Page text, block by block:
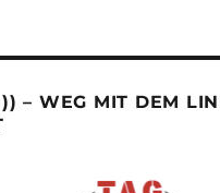
– WEG MIT DEM